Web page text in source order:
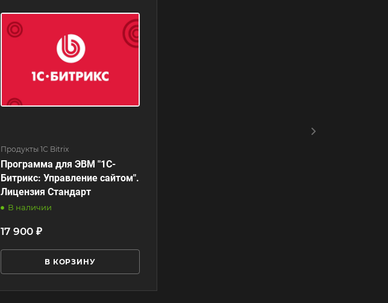
Продукты 1С Bitrix
Программа для ЭВМ "1С-
Битрикс: Управление сайтом".
Лицензия Стандарт
В наличии
17 900 ₽
В КОРЗИНУ